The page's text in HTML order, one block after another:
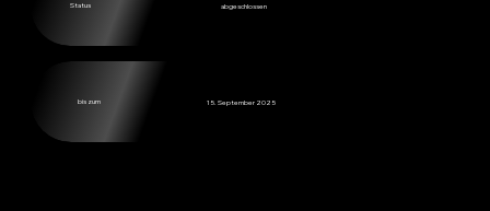
Status abgeschlossen
bis zum 15. September 2025